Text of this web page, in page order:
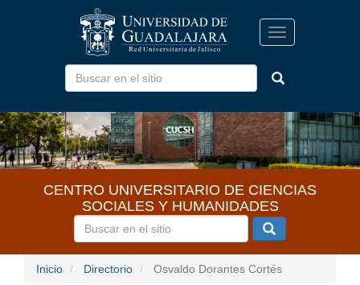
Toggle
navigation
CENTRO UNIVERSITARIO DE CIENCIAS
SOCIALES Y HUMANIDADES
Inicio Directorio Osvaldo Dorantes Cortés